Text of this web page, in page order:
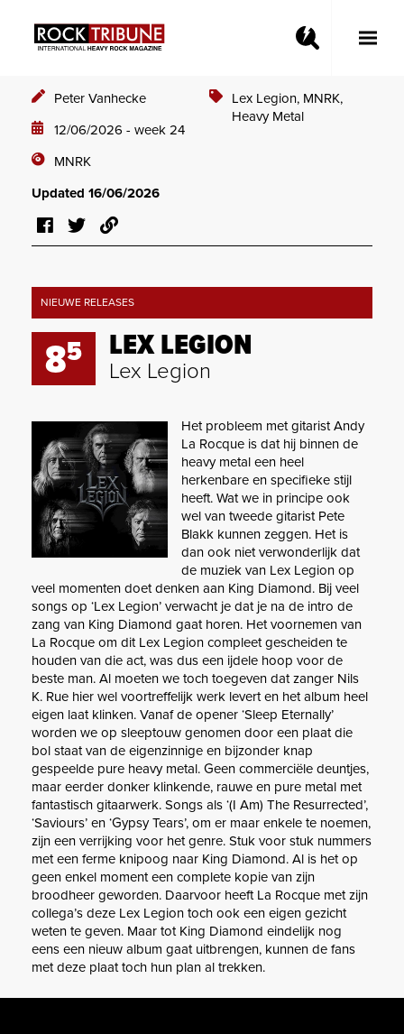
Toggle
Peter Vanhecke
12/06/2026 - week 24
MNRK
Lex Legion, MNRK,
Heavy Metal
Updated 16/06/2026
NIEUWE RELEASES
85 LEX LEGION
Lex Legion
Het probleem met gitarist Andy
La Rocque is dat hij binnen de
heavy metal een heel
herkenbare en specifieke stijl
heeft. Wat we in principe ook
wel van tweede gitarist Pete
Blakk kunnen zeggen. Het is
dan ook niet verwonderlijk dat
de muziek van Lex Legion op
veel momenten doet denken aan King Diamond. Bij veel
songs op ‘Lex Legion’ verwacht je dat je na de intro de
zang van King Diamond gaat horen. Het voornemen van
La Rocque om dit Lex Legion compleet gescheiden te
houden van die act, was dus een ijdele hoop voor de
beste man. Al moeten we toch toegeven dat zanger Nils
K. Rue hier wel voortreffelijk werk levert en het album heel
eigen laat klinken. Vanaf de opener ‘Sleep Eternally’
worden we op sleeptouw genomen door een plaat die
bol staat van de eigenzinnige en bijzonder knap
gespeelde pure heavy metal. Geen commerciële deuntjes,
maar eerder donker klinkende, rauwe en pure metal met
fantastisch gitaarwerk. Songs als ‘(I Am) The Resurrected’,
‘Saviours’ en ‘Gypsy Tears’, om er maar enkele te noemen,
zijn een verrijking voor het genre. Stuk voor stuk nummers
met een ferme knipoog naar King Diamond. Al is het op
geen enkel moment een complete kopie van zijn
broodheer geworden. Daarvoor heeft La Rocque met zijn
collega’s deze Lex Legion toch ook een eigen gezicht
weten te geven. Maar tot King Diamond eindelijk nog
eens een nieuw album gaat uitbrengen, kunnen de fans
met deze plaat toch hun plan al trekken.